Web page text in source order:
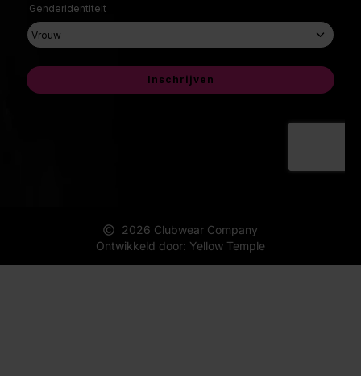
2026 Clubwear Company
Ontwikkeld door: Yellow Temple